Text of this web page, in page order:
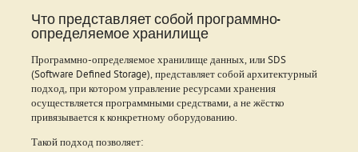
Что представляет собой программно-
определяемое хранилище
Программно-определяемое хранилище данных, или SDS
(Software Defined Storage), представляет собой архитектурный
подход, при котором управление ресурсами хранения
осуществляется программными средствами, а не жёстко
привязывается к конкретному оборудованию.
Такой подход позволяет: